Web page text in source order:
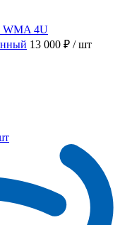
WMA 4U
13 000 ₽ / шт